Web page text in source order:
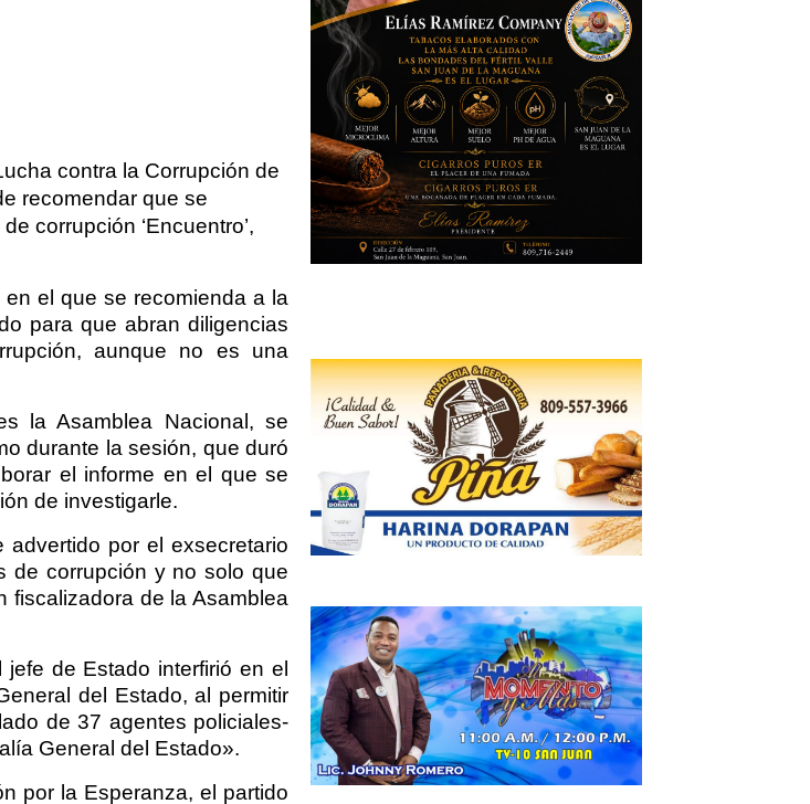
contra la Corrupción de
recomendar que se
corrupción ‘Encuentro’,
el que se recomienda a la
para que abran diligencias
aunque no es una
la Asamblea Nacional, se
durante la sesión, que duró
el informe en el que se
de investigarle.
por el exsecretario
de corrupción y no solo que
fiscalizadora de la Asamblea
de Estado interfirió en el
del Estado, al permitir
de 37 agentes policiales-
General del Estado».
por la Esperanza, el partido